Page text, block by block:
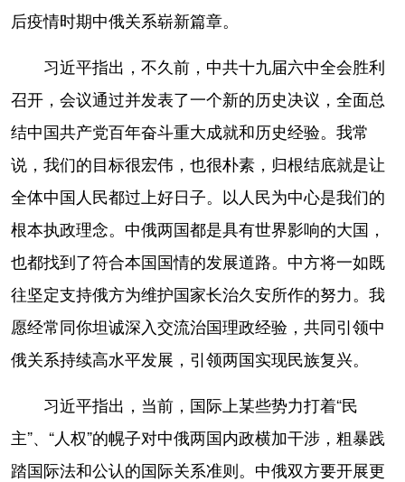
后疫情时期中俄关系崭新篇章。
习近平指出，不久前，中共十九届六中全会胜利
召开，会议通过并发表了一个新的历史决议，全面总
结中国共产党百年奋斗重大成就和历史经验。我常
说，我们的目标很宏伟，也很朴素，归根结底就是让
全体中国人民都过上好日子。以人民为中心是我们的
根本执政理念。中俄两国都是具有世界影响的大国，
也都找到了符合本国国情的发展道路。中方将一如既
往坚定支持俄方为维护国家长治久安所作的努力。我
愿经常同你坦诚深入交流治国理政经验，共同引领中
俄关系持续高水平发展，引领两国实现民族复兴。
习近平指出，当前，国际上某些势力打着“民
主”、“人权”的幌子对中俄两国内政横加干涉，粗暴践
踏国际法和公认的国际关系准则。中俄双方要开展更